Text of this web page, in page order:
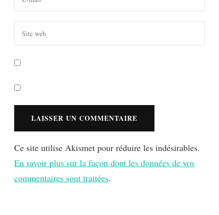
Ce site utilise Akismet pour réduire les indésirables.
En savoir plus sur la façon dont les données de vos
commentaires sont traitées.